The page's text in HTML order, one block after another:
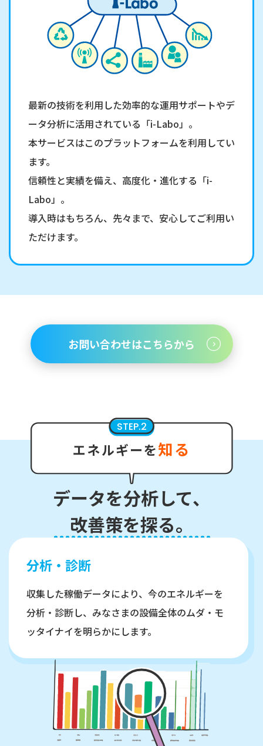
最新の技術を利用した効率的な運用サポートやデ
ータ分析に活用されている「i-Labo」。
本サービスはこのプラットフォームを利用してい
ます。
信頼性と実績を備え、高度化・進化する「i-
Labo」。
導入時はもちろん、先々まで、安心してご利用い
ただけます。
お問い合わせはこちらから
STEP.2
エネルギーを知る
データを分析して、
改善策を探る。
分析・診断
収集した稼働データにより、今のエネルギーを
分析・診断し、みなさまの設備全体のムダ・モ
ッタイナイを明らかにします。